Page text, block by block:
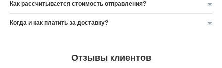
Как рассчитывается стоимость отправления?
Когда и как платить за доставку?
Отзывы клиентов